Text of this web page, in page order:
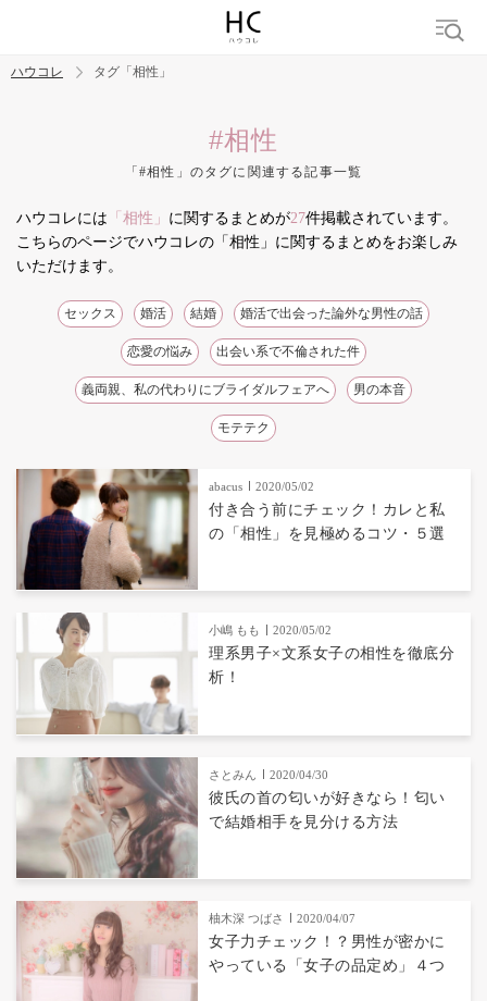
結婚 セックス カップル 男の本音 モテテク 婚活
ハウコレ タグ「相性」
#相性
「#相性」のタグに関連する記事一覧
ハウコレには 「相性」 に関するまとめが27件掲載されています。
こちらのページでハウコレの「相性」に関するまとめをお楽しみ
いただけます。
セックス 婚活 結婚 婚活で出会った論外な男性の話
恋愛の悩み 出会い系で不倫された件
義両親、私の代わりにブライダルフェアへ 男の本音
モテテク
abacus 2020/05/02
付き合う前にチェック！カレと私
の「相性」を見極めるコツ・５選
小嶋 もも 2020/05/02
理系男子×文系女子の相性を徹底分
析！
さとみん 2020/04/30
彼氏の首の匂いが好きなら！匂い
で結婚相手を見分ける方法
柚木深 つばさ 2020/04/07
女子力チェック！？男性が密かに
やっている「女子の品定め」４つ